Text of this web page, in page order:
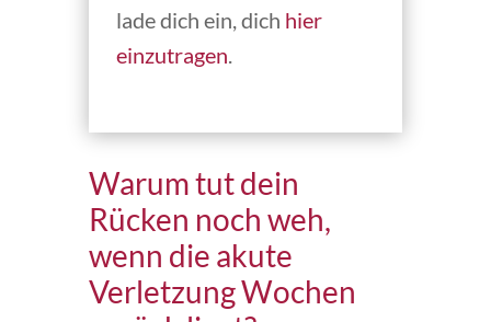
lade dich ein, dich hier
einzutragen.
Warum tut dein
Rücken noch weh,
wenn die akute
Verletzung Wochen